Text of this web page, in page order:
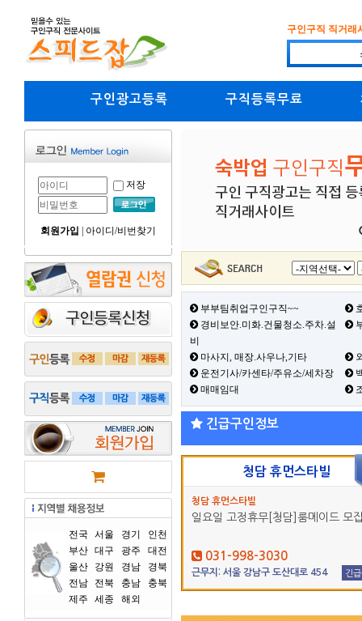
구인구직 직거래
구인광고등록 구직등록무료
저장
회원가입 아이디/비번찾기
전국 서울 경기
인천
부산 대구 광주
대전
울산
강원 경남
경북
전남
전북 충남
충북
제주
세종 해외
부부팀취업구인구직~~
경비보안.미화.건물청소.주차.설
비
마사지, 매장.사우나,기타
운전기사/카센타/주유소/세차장
매매임대
긴급구인정보
청담 휴먼스타빌
청담 휴먼스타빌
일요일 고정휴무[청담]룸메이드 모
031-998-3030
근무지: 서울 강남구 도산대로 454 긴